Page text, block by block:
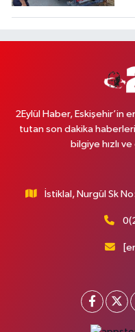
2Eylül Haber, Eskişehir’in
tutan son dakika
bilgiye hızlı
İstiklal, Nurgül Sk